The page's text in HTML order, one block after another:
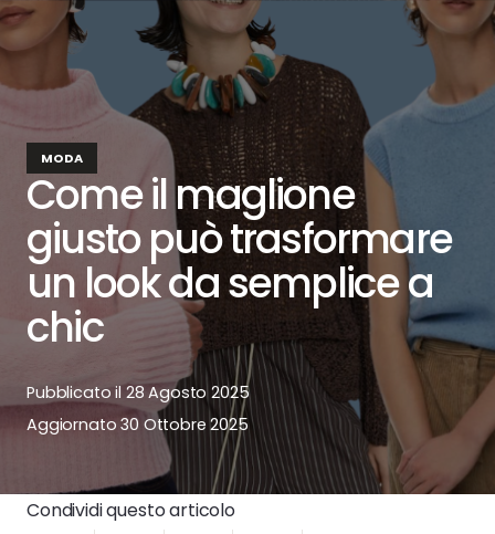
MODA
Come il maglione
giusto può trasformare
un look da semplice a
chic
Pubblicato il 28 Agosto 2025
Aggiornato30 Ottobre 2025
Condividi questo articolo